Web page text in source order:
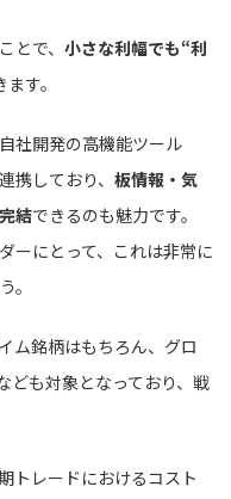
で、 小さな利幅でも“利
す。
社開発の高機能ツール
携しており、 板情報・気
結できるのも魅力です。
ーにとって、これは非常に
。
ム銘柄はもちろん、グロ
ども対象となっており、戦
トレードにおけるコスト